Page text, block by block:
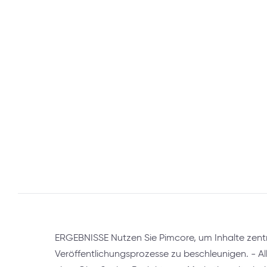
ERGEBNISSE Nutzen Sie Pimcore, um Inhalte
Veröffentlichungsprozesse zu beschleunigen. -